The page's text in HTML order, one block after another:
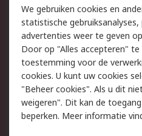
Track & Trace
Wettelijk
Cookiebeleid
Privacybeleid
Algemene
verkoopvoorwaarden
We gebruiken cookies en
statistische
advertenties weer te geven
Door op "Alles accepteren" te
toestemming voor de
cookies. U kunt uw cookies
"Beheer cookies". Als u dit
weigeren". Dit kan de
beperken. Meer informatie